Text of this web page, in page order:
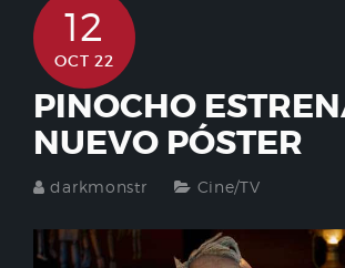
12
OCT 22
PINOCHO
NUEVO PÓSTER
darkmonstr Cine/TV